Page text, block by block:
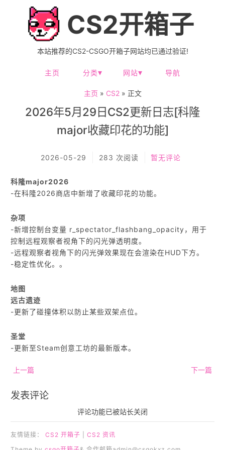
CS2开箱子
本站推荐的CS2-CSGO开箱子网站均已通过验证!
主页 分类 网站 导航
主页 » CS2» 正文
2026年5月29日CS2更新日志[科隆
major收藏印花的功能]
2026-05-29 283 次阅读 暂无评论
科隆major2026
-在科隆2026商店中新增了收藏印花的功能。
杂项
-新增控制台变量 r_spectator_flashbang_opacity，用于
控制远程观察者视角下的闪光弹透明度。
-远程观察者视角下的闪光弹效果现在会渲染在HUD下方。
-稳定性优化。。
地图
远古遗迹
-更新了碰撞体积以防止某些双架点位。
圣堂
-更新至Steam创意工坊的最新版本。
上一篇 下一篇
发表评论
评论功能已被站长关闭
友情链接：CS2 开箱子 |CS2 资讯